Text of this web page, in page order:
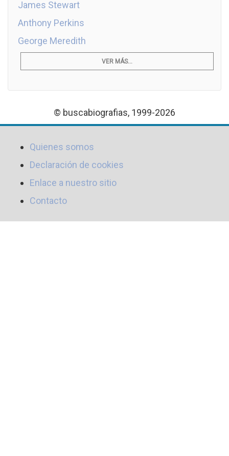
James Stewart
Anthony Perkins
George Meredith
VER MÁS...
© buscabiografias, 1999-2026
Quienes somos
Declaración de cookies
Enlace a nuestro sitio
Contacto